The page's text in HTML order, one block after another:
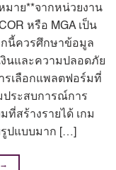
าย**จากหน่วยงาน
หรือ MGA เป็น
นี้ควรศึกษาข้อมูล
งินและความปลอดภัย
รเลือกแพลตฟอร์มที่
ประสบการณ์การ
ที่สร้างรายได้ เกม
ปแบบมาก […]
→